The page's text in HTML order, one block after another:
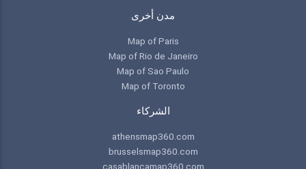
مدن أخرى
Map of Paris
Map of Rio de Janeiro
Map of Sao Paulo
Map of Toronto
الشركاء
athensmap360.com
brusselsmap360.com
casablancamap360.com